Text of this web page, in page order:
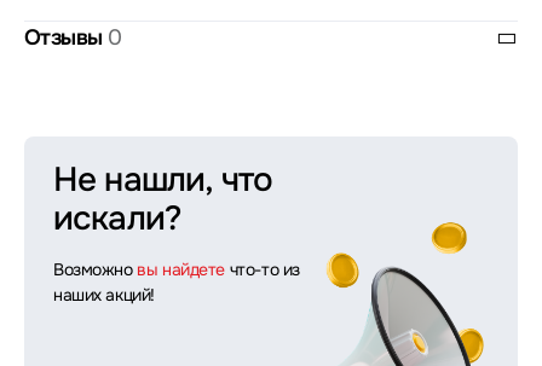
Отзывы 0
Не нашли, что
искали?
Возможно вы найдете что-то из
наших акций!